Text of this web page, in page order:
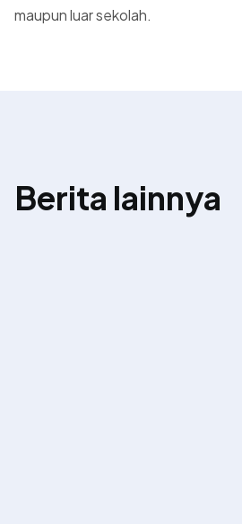
maupun luar sekolah.
Berita lainnya